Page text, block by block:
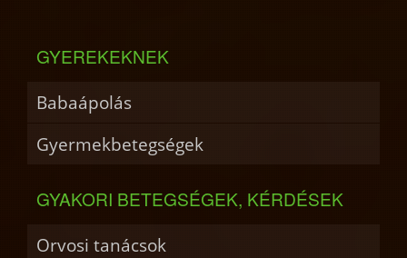
GYEREKEKNEK
Babaápolás
Gyermekbetegségek
GYAKORI BETEGSÉGEK, KÉRDÉSEK
Orvosi tanácsok